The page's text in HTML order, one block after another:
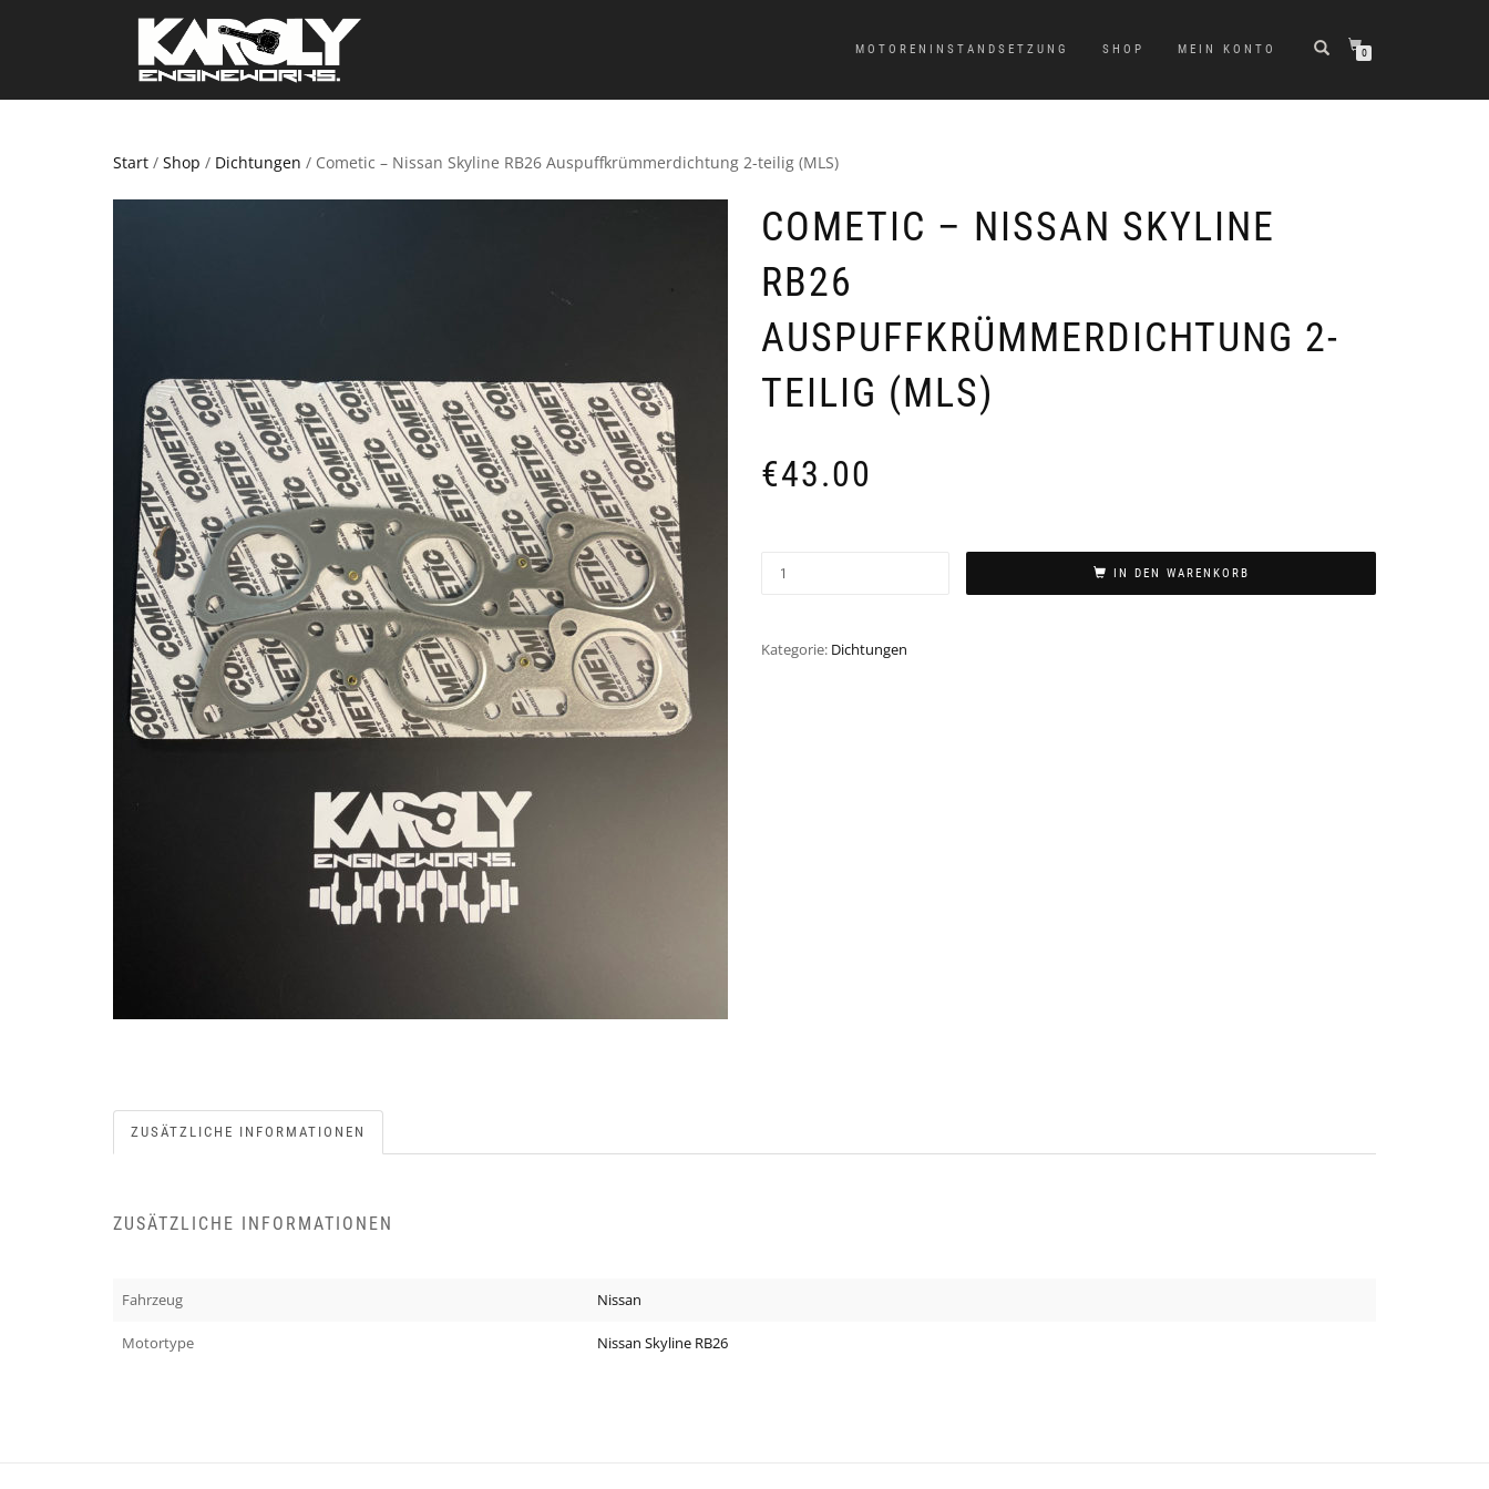
MOTORENINSTANDSETZUNG SHOP MEIN KONTO 0
Start / Shop / Dichtungen / Cometic – Nissan Skyline RB26 Auspuffkrümmerdichtung 2-teilig (MLS)
COMETIC – NISSAN SKYLINE
RB26
AUSPUFFKRÜMMERDICHTUNG 2-
TEILIG (MLS)
€43.00
IN DEN WARENKORB
Kategorie: Dichtungen
ZUSÄTZLICHE INFORMATIONEN
ZUSÄTZLICHE INFORMATIONEN
Fahrzeug Nissan
Motortype Nissan Skyline RB26